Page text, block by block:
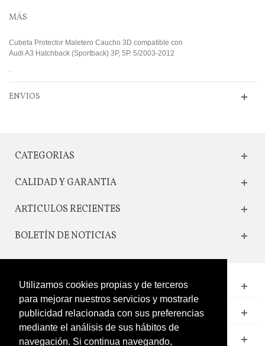
Utilizamos cookies propias y de terceros
para mejorar nuestros servicios y mostrarle
publicidad relacionada con sus preferencias
mediante el análisis de sus hábitos de
navegación. Si continua navegando,
MÁS
Cubeta Protector Maletero Caucho 3D compatible con
Audi A3 Hatchback (Sportback) 3P, 5P. 5/2003-2012
.
ENVIOS
CATEGORIAS
CALIDAD Y GARANTIA
ARTICULOS RECIENTES
BOLETÍN DE NOTICIAS
CONTACTO
LEGAL
CATÁLOGO